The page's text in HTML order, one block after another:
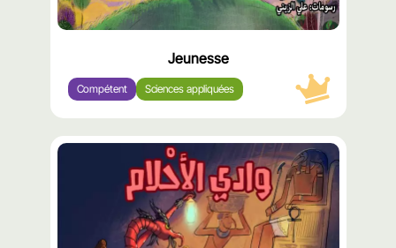
Jeunesse
Compétent Sciences appliquées
محتوى